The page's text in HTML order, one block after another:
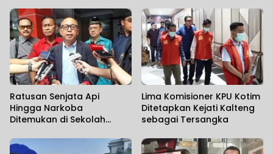
Ratusan Senjata Api
Hingga Narkoba
Ditemukan di Sekolah
Lima Komisioner KPU Kotim
Ditetapkan Kejati Kalteng
sebagai Tersangka